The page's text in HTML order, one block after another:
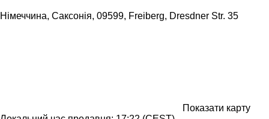
Німеччина, Саксонія, 09599, Freiberg, Dresdner Str. 35
Показати карту